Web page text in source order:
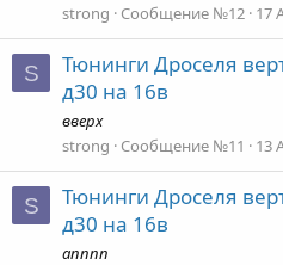
strong
Сообщение №12 17
S
Тюнинги Дроселя
д30 на 16в
вверх
strong
Сообщение №11 13
S
Тюнинги Дроселя
д30 на 16в
апппп